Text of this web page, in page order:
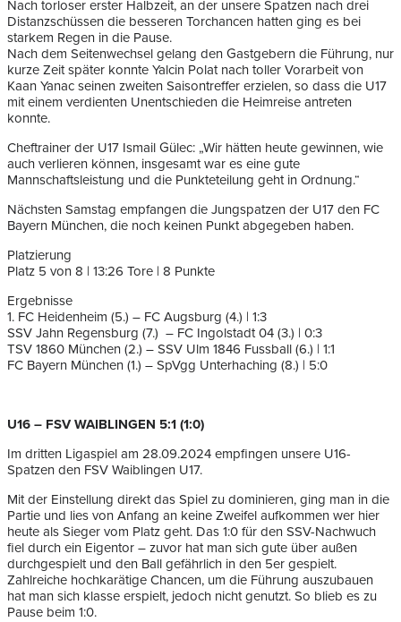
Nach torloser erster Halbzeit, an der unsere Spatzen nach drei
Distanzschüssen die besseren Torchancen hatten ging es bei
starkem Regen in die Pause.
Nach dem Seitenwechsel gelang den Gastgebern die Führung, nur
kurze Zeit später konnte Yalcin Polat nach toller Vorarbeit von
Kaan Yanac seinen zweiten Saisontreffer erzielen, so dass die U17
mit einem verdienten Unentschieden die Heimreise antreten
konnte.
Cheftrainer der U17 Ismail Gülec: „Wir hätten heute gewinnen, wie
auch verlieren können, insgesamt war es eine gute
Mannschaftsleistung und die Punkteteilung geht in Ordnung.“
Nächsten Samstag empfangen die Jungspatzen der U17 den FC
Bayern München, die noch keinen Punkt abgegeben haben.
Platzierung
Platz 5 von 8 | 13:26 Tore | 8 Punkte
Ergebnisse
1. FC Heidenheim (5.) – FC Augsburg (4.) | 1:3
SSV Jahn Regensburg (7.) – FC Ingolstadt 04 (3.) | 0:3
TSV 1860 München (2.) – SSV Ulm 1846 Fussball (6.) | 1:1
FC Bayern München (1.) – SpVgg Unterhaching (8.) | 5:0
U16 – FSV WAIBLINGEN 5:1 (1:0)
Im dritten Ligaspiel am 28.09.2024 empfingen unsere U16-
Spatzen den FSV Waiblingen U17.
Mit der Einstellung direkt das Spiel zu dominieren, ging man in die
Partie und lies von Anfang an keine Zweifel aufkommen wer hier
heute als Sieger vom Platz geht. Das 1:0 für den SSV-Nachwuch
fiel durch ein Eigentor – zuvor hat man sich gute über außen
durchgespielt und den Ball gefährlich in den 5er gespielt.
Zahlreiche hochkarätige Chancen, um die Führung auszubauen
hat man sich klasse erspielt, jedoch nicht genutzt. So blieb es zu
Pause beim 1:0.